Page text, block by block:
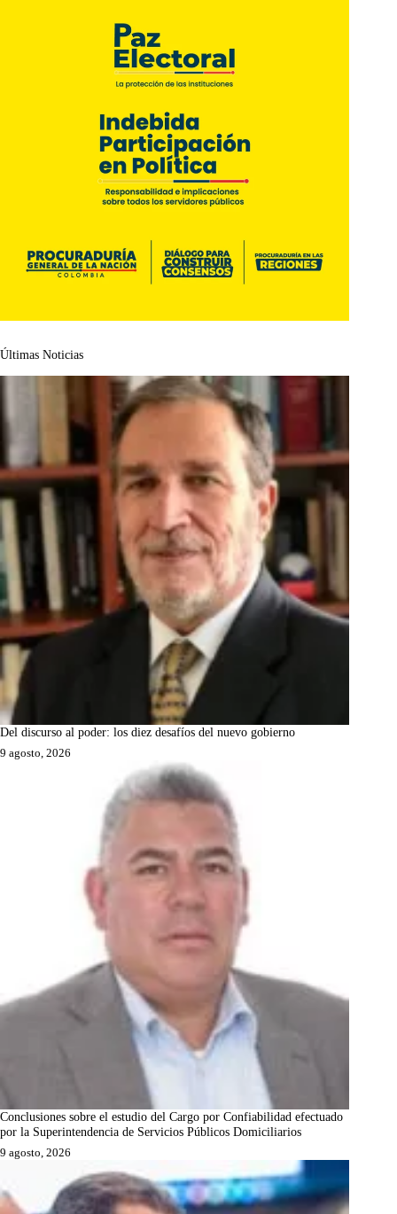
Últimas Noticias
Del discurso al poder: los diez desafíos del nuevo gobierno
9 agosto, 2026
Conclusiones sobre el estudio del Cargo por Confiabilidad efectuado
por la Superintendencia de Servicios Públicos Domiciliarios
9 agosto, 2026